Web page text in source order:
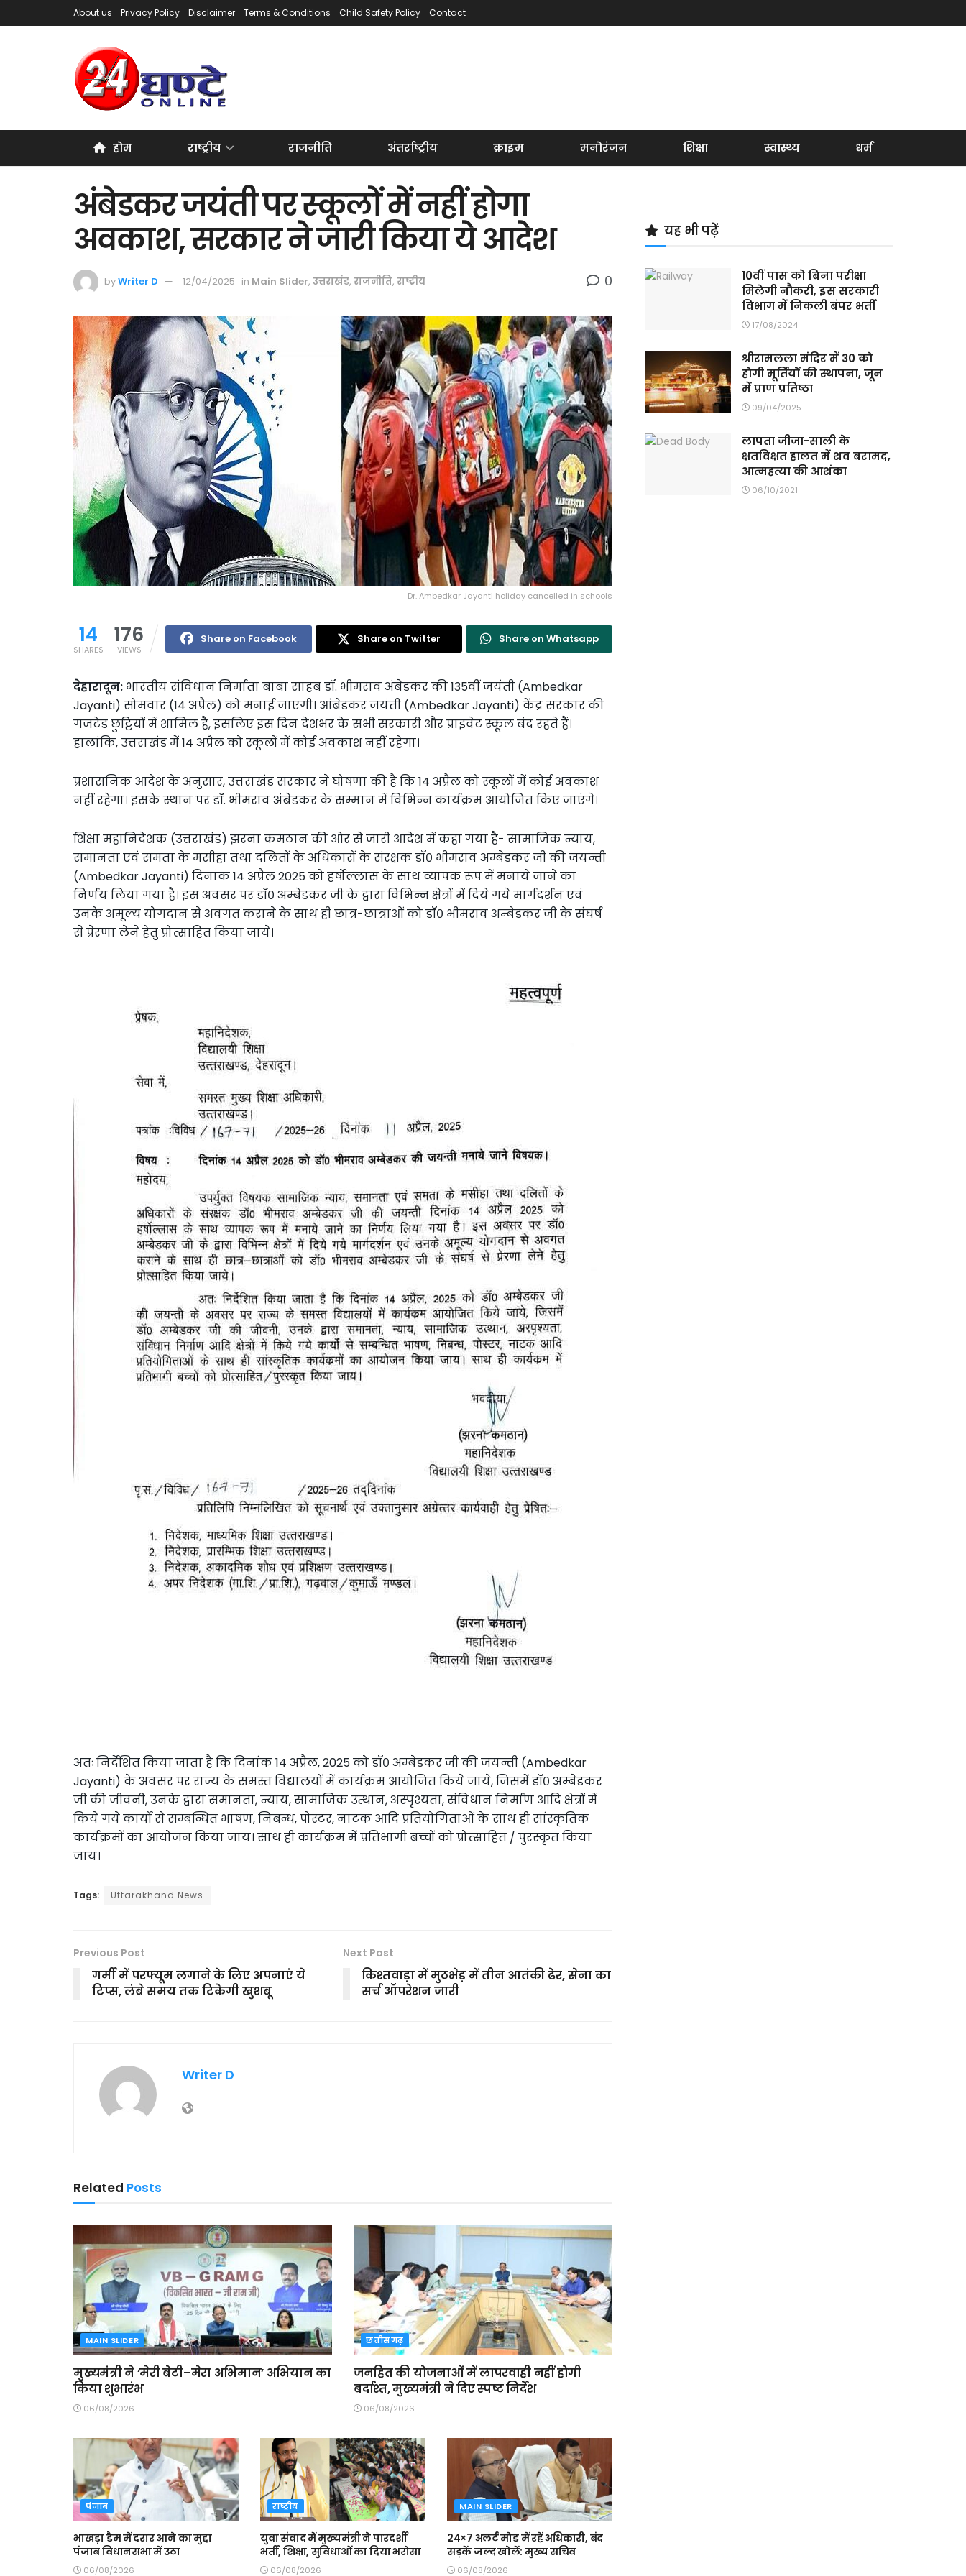
About us Privacy Policy Disclaimer Terms & Conditions Child Safety Policy Contact
होम राष्ट्रीय राजनीति अंतर्राष्ट्रीय क्राइम मनोरंजन शिक्षा स्वास्थ्य धर्म
अंबेडकर जयंती पर स्कूलों में नहीं होगा
अवकाश, सरकार ने जारी किया ये आदेश
byWriter D 12/04/2025 in Main Slider, उत्तराखंड, राजनीति, राष्ट्रीय 0
Dr. Ambedkar Jayanti holiday cancelled in schools
14
SHARES
176
VIEWS
Share on Facebook Share on Twitter Share on Whatsapp
देहारादून: भारतीय संविधान निर्माता बाबा साहब डॉ. भीमराव अंबेडकर की 135वीं जयंती (Ambedkar
Jayanti) सोमवार (14 अप्रैल) को मनाई जाएगी। आंबेडकर जयंती (Ambedkar Jayanti) केंद्र सरकार की
गजटेड छुट्टियों में शामिल है, इसलिए इस दिन देशभर के सभी सरकारी और प्राइवेट स्कूल बंद रहते हैं।
हालांकि, उत्तराखंड में 14 अप्रैल को स्कूलों में कोई अवकाश नहीं रहेगा।
प्रशासनिक आदेश के अनुसार, उत्तराखंड सरकार ने घोषणा की है कि 14 अप्रैल को स्कूलों में कोई अवकाश
नहीं रहेगा। इसके स्थान पर डॉ. भीमराव अंबेडकर के सम्मान में विभिन्न कार्यक्रम आयोजित किए जाएंगे।
शिक्षा महानिदेशक (उत्तराखंड) झरना कमठान की ओर से जारी आदेश में कहा गया है- सामाजिक न्याय,
समानता एवं समता के मसीहा तथा दलितों के अधिकारों के संरक्षक डॉ० भीमराव अम्बेडकर जी की जयन्ती
(Ambedkar Jayanti) दिनांक 14 अप्रैल 2025 को हर्षोल्लास के साथ व्यापक रूप में मनाये जाने का
निर्णय लिया गया है। इस अवसर पर डॉ० अम्बेडकर जी के द्वारा विभिन्न क्षेत्रों में दिये गये मार्गदर्शन एवं
उनके अमूल्य योगदान से अवगत कराने के साथ ही छात्र-छात्राओं को डॉ० भीमराव अम्बेडकर जी के संघर्ष
से प्रेरणा लेने हेतु प्रोत्साहित किया जाये।
अतः निर्देशित किया जाता है कि दिनांक 14 अप्रैल, 2025 को डॉ० अम्बेडकर जी की जयन्ती (Ambedkar
Jayanti) के अवसर पर राज्य के समस्त विद्यालयों में कार्यक्रम आयोजित किये जाये, जिसमें डॉ० अम्बेडकर
जी की जीवनी, उनके द्वारा समानता, न्याय, सामाजिक उत्थान, अस्पृश्यता, संविधान निर्माण आदि क्षेत्रों में
किये गये कार्यों से सम्बन्धित भाषण, निबन्ध, पोस्टर, नाटक आदि प्रतियोगिताओं के साथ ही सांस्कृतिक
कार्यक्रमों का आयोजन किया जाय। साथ ही कार्यक्रम में प्रतिभागी बच्चों को प्रोत्साहित / पुरस्कृत किया
जाय।
Tags: Uttarakhand News
Previous Post
गर्मी में परफ्यूम लगाने के लिए अपनाएं ये
टिप्स, लंबे समय तक टिकेगी खुशबू
Next Post
किश्तवाड़ा में मुठभेड़ में तीन आतंकी ढेर, सेना का
सर्च ऑपरेशन जारी
Writer D
Related Posts
MAIN SLIDER
मुख्यमंत्री ने ‘मेरी बेटी–मेरा अभिमान’ अभियान का
किया शुभारंभ
06/08/2026
छत्तीसगढ़
जनहित की योजनाओं में लापरवाही नहीं होगी
बर्दाश्त, मुख्यमंत्री ने दिए स्पष्ट निर्देश
06/08/2026
पंजाब
भाखड़ा डैम में दरार आने का मुद्दा
पंजाब विधानसभा में उठा
06/08/2026
राष्ट्रीय
युवा संवाद में मुख्यमंत्री ने पारदर्शी
भर्ती, शिक्षा, सुविधाओं का दिया भरोसा
06/08/2026
MAIN SLIDER
24×7 अलर्ट मोड में रहें अधिकारी, बंद
सड़कें जल्द खोलें: मुख्य सचिव
06/08/2026
यह भी पढ़ें
10वीं पास को बिना परीक्षा
मिलेगी नौकरी, इस सरकारी
विभाग में निकली बंपर भर्ती
17/08/2024
श्रीरामलला मंदिर में 30 को
होगी मूर्तियों की स्थापना, जून
में प्राण प्रतिष्ठा
09/04/2025
लापता जीजा-साली के
क्षतविक्षत हालत में शव बरामद,
आत्महत्या की आशंका
06/10/2021